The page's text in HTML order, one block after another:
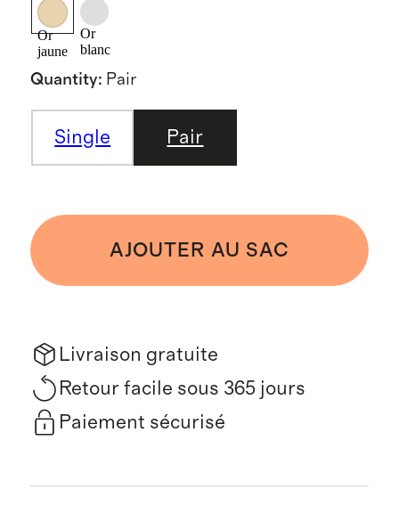
Or
jaune
Or
blanc
Quantity: Pair
Single Pair
AJOUTER AU SAC
Livraison gratuite
Retour facile sous 365 jours
Paiement sécurisé